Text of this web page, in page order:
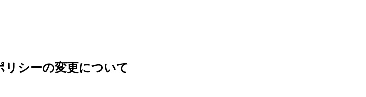
リシーの変更について